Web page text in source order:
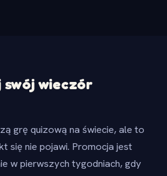
swój wieczór
grę quizową na świecie, ale to
się nie pojawi. Promocja jest
w pierwszych tygodniach, gdy